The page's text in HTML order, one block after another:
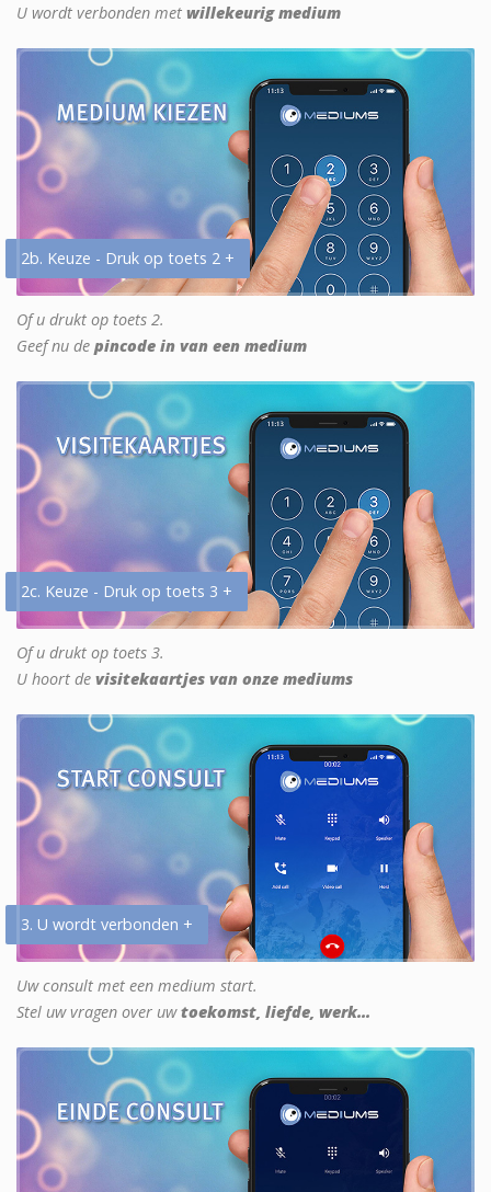
U wordt verbonden met willekeurig medium
2b. Keuze - Druk op toets 2 +
Of u drukt op toets 2.
Geef nu de pincode in van een medium
2c. Keuze - Druk op toets 3 +
Of u drukt op toets 3.
U hoort de visitekaartjes van onze mediums
3. U wordt verbonden +
Uw consult met een medium start.
Stel uw vragen over uwtoekomst, liefde, werk...